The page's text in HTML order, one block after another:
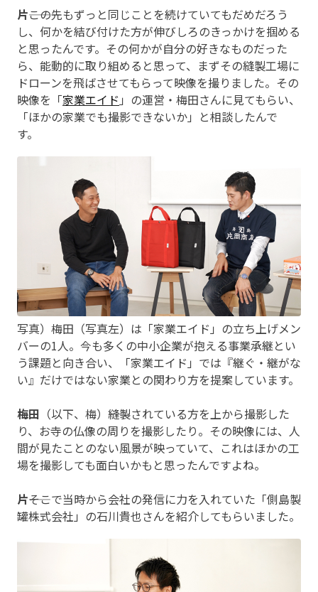
片――この先もずっと同じことを続けていてもだめだろう
し、何かを結び付けた方が伸びしろのきっかけを掴める
と思ったんです。その何かが自分の好きなものだった
ら、能動的に取り組めると思って、まずその縫製工場に
ドローンを飛ばさせてもらって映像を撮りました。その
映像を「家業エイド 」の運営・梅田さんに見てもらい、
「ほかの家業でも撮影できないか」と相談したんで
す。
写真）梅田（写真左）は「家業エイド」の立ち上げメン
バーの1人。今も多くの中小企業が抱える事業承継とい
う課題と向き合い、「家業エイド」では『継ぐ・継がな
い』だけではない家業との関わり方を提案しています。
梅田 （以下、梅）――縫製されている方を上から撮影した
り、お寺の仏像の周りを撮影したり。その映像には、人
間が見たことのない風景が映っていて、これはほかの工
場を撮影しても面白いかもと思ったんですよね。
片――そこで当時から会社の発信に力を入れていた「側島製
罐株式会社」の石川貴也さんを紹介してもらいました。